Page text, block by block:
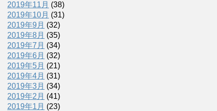
2019年11月 (38)
2019年10月 (31)
2019年9月 (32)
2019年8月 (35)
2019年7月 (34)
2019年6月 (32)
2019年5月 (21)
2019年4月 (31)
2019年3月 (34)
2019年2月 (41)
2019年1月 (23)